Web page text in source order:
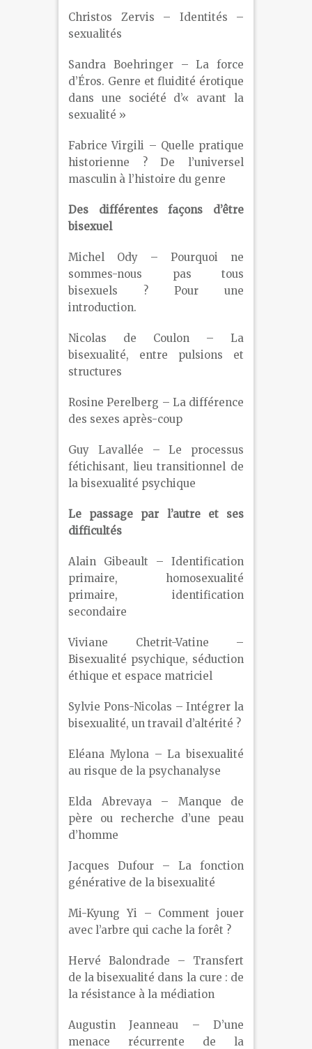
Christos Zervis – Identités –
sexualités
Sandra Boehringer – La force
d’Éros. Genre et fluidité érotique
dans une société d’« avant la
sexualité »
Fabrice Virgili – Quelle pratique
historienne ? De l’universel
masculin à l’histoire du genre
Des différentes façons d’être
bisexuel
Michel Ody – Pourquoi ne
sommes-nous pas tous
bisexuels ? Pour une
introduction.
Nicolas de Coulon – La
bisexualité, entre pulsions et
structures
Rosine Perelberg – La différence
des sexes après-coup
Guy Lavallée – Le processus
fétichisant, lieu transitionnel de
la bisexualité psychique
Le passage par l’autre et ses
difficultés
Alain Gibeault – Identification
primaire, homosexualité
primaire, identification
secondaire
Viviane Chetrit-Vatine –
Bisexualité psychique, séduction
éthique et espace matriciel
Sylvie Pons-Nicolas – Intégrer la
bisexualité, un travail d’altérité ?
Eléana Mylona – La bisexualité
au risque de la psychanalyse
Elda Abrevaya – Manque de
père ou recherche d’une peau
d’homme
Jacques Dufour – La fonction
générative de la bisexualité
Mi-Kyung Yi – Comment jouer
avec l’arbre qui cache la forêt ?
Hervé Balondrade – Transfert
de la bisexualité dans la cure : de
la résistance à la médiation
Augustin Jeanneau – D’une
menace récurrente de la